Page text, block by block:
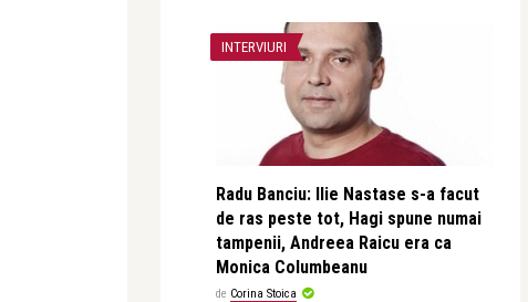
INTERVIURI
Radu Banciu: Ilie Nastase s-a facut
de ras peste tot, Hagi spune numai
tampenii, Andreea Raicu era ca
Monica Columbeanu
de Corina Stoica